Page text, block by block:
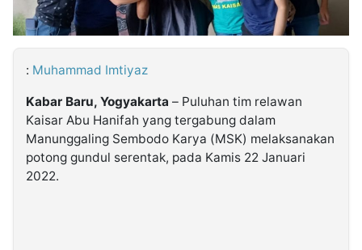
: Muhammad Imtiyaz
Kabar Baru, Yogyakarta – Puluhan tim relawan
Kaisar Abu Hanifah yang tergabung dalam
Manunggaling Sembodo Karya (MSK) melaksanakan
potong gundul serentak, pada Kamis 22 Januari
2022.